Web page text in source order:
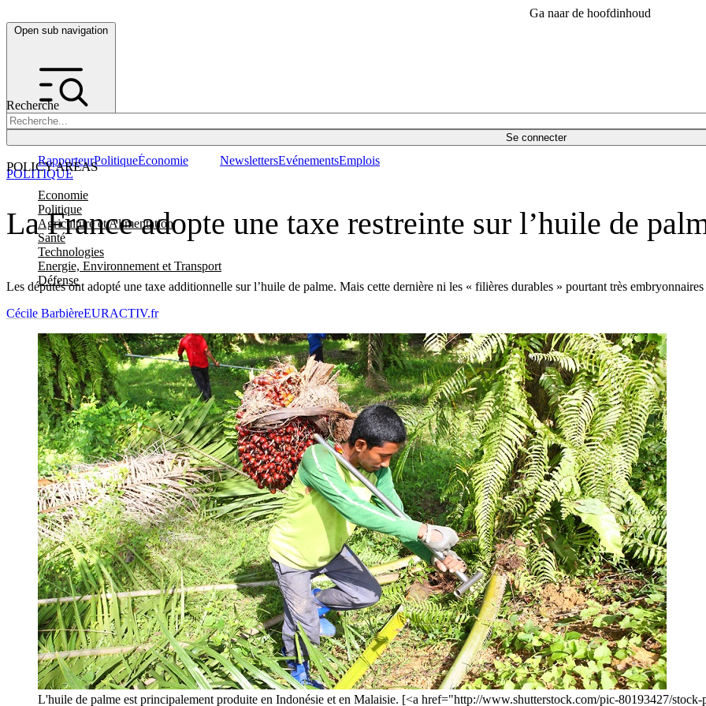
Ga naar de hoofdinhoud
Open sub navigation
Recherche
Se connecter
POLICY AREAS
Economie
Politique
Agriculture et Alimentation
Santé
Technologies
Energie, Environnement et Transport
Défense
RapporteurPolitiqueÉconomie NewslettersEvénementsEmplois
La France adopte une taxe restreinte sur l’huile de
Les députés ont adopté une taxe additionnelle sur l’huile de palme. Mais cette dernière ni les « filières durables » pourtant très
POLITIQUE
Cécile BarbièreEURACTIV.fr
L'huile de palme est principalement produite en Indonésie et en Malaisie. [<a href="http://www.shutterstock.com/pic-80193427/